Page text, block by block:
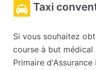
Taxi
Si vous souhaitez
course à but médical
Primaire